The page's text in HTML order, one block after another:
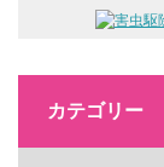
カテゴリー